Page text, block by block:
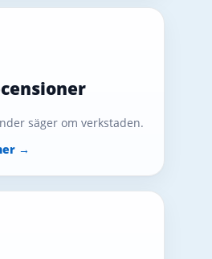
säger om verkstaden.
→